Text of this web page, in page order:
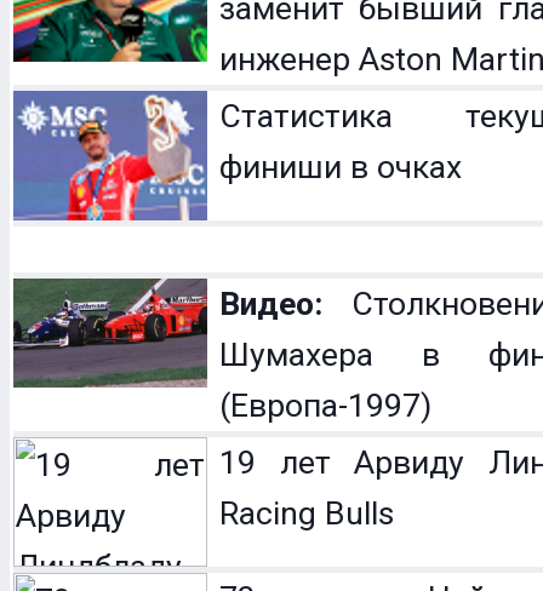
заменит бывший
инженер Aston
Статистика
финиши в очках
Видео:
Шумахера в
(Европа-1997)
19 лет Арвиду
Racing Bulls